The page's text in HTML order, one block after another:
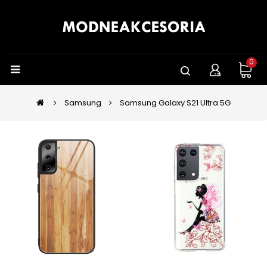
0
Samsung Samsung Galaxy S21 Ultra 5G